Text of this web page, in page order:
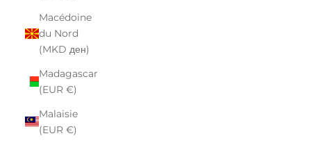
Macédoine
du Nord
(MKD ден)
Madagascar
(EUR €)
Malaisie
(EUR €)